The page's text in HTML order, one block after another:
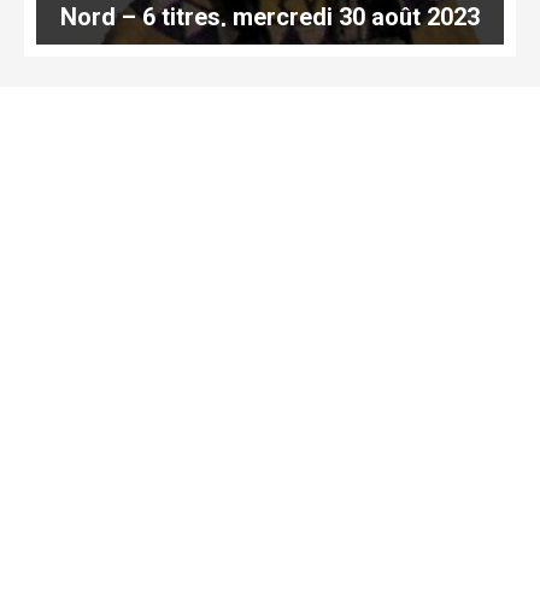
Nord – 6 titres, mercredi 30 août 2023